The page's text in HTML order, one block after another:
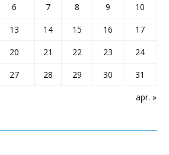
apr. »
6 7 8 9
10
13 14 15 16
17
20 21 22 23
24
27 28 29 30 31